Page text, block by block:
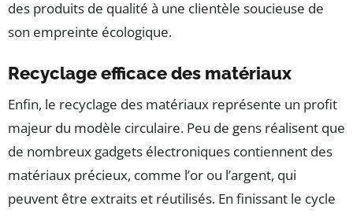
des produits de qualité à une clientèle soucieuse de
son empreinte écologique.
Recyclage efficace des matériaux
Enfin, le recyclage des matériaux représente un profit
majeur du modèle circulaire. Peu de gens réalisent que
de nombreux gadgets électroniques contiennent des
matériaux précieux, comme l’or ou l’argent, qui
peuvent être extraits et réutilisés. En finissant le cycle